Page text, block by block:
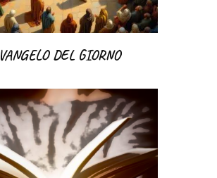
VANGELO DEL GIORNO